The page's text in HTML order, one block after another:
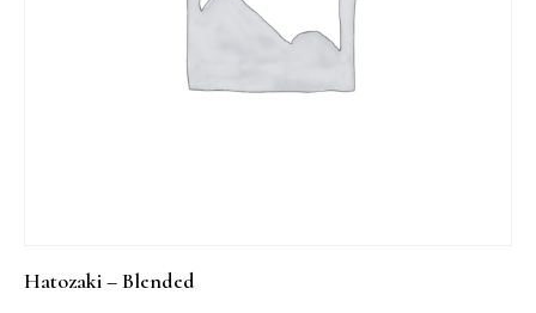
Hatozaki – Blended